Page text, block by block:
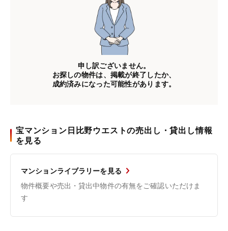
申し訳ございません。
お探しの物件は、掲載が終了したか、
成約済みになった可能性があります。
宝マンション日比野ウエストの売出し・貸出し情報
を見る
マンションライブラリーを見る
物件概要や売出・貸出中物件の有無をご確認いただけま
す